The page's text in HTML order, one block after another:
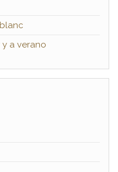
a verano